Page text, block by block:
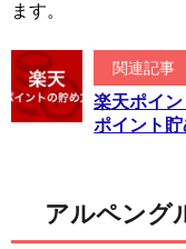
ます。
関連記事
楽天ポイ
ポイント
アルペング